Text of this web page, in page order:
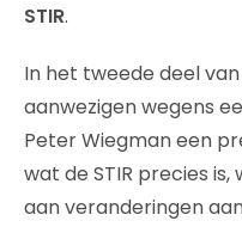
STIR.
In het tweede deel
aanwezigen wegens
Peter Wiegman een
wat de STIR precies
aan veranderingen